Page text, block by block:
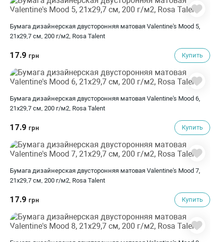
Бумага дизайнерская двусторонняя матовая Valentine's Mood 5,
21х29,7 см, 200 г/м2, Rosa Talent
17.9 грн Купить
Бумага дизайнерская двусторонняя матовая Valentine's Mood 6,
21х29,7 см, 200 г/м2, Rosa Talent
17.9 грн Купить
Бумага дизайнерская двусторонняя матовая Valentine's Mood 7,
21х29,7 см, 200 г/м2, Rosa Talent
17.9 грн Купить